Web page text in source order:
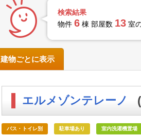
検索結果
物件 6 棟 部屋数 13 室
建物ごとに表示
エルメゾンテレーノ (
バス・トイレ別 駐車場あり 室内洗濯機置場